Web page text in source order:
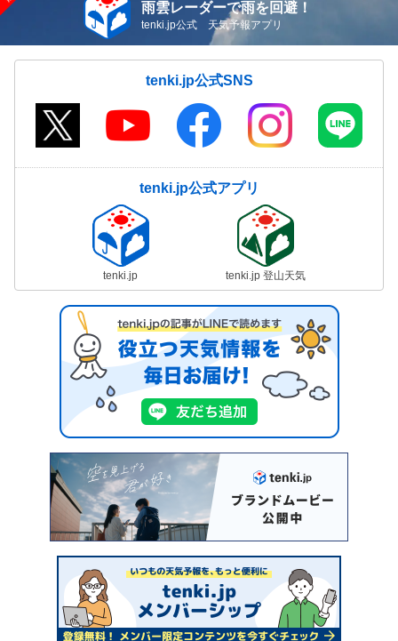
雨雲レーダーで雨を回避！
tenki.jp公式 天気予報アプリ
tenki.jp公式SNS
tenki.jp公式アプリ
tenki.jp tenki.jp 登山天気